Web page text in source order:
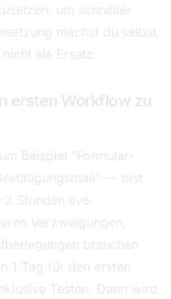
um schneller
machst du selbst
als Ersatz.
ersten Workflow zu
Beispiel "Formular-
— bist
Stunden live.
Verzweigungen,
brauchen
1 Tag für den ersten
Testen. Dann wird